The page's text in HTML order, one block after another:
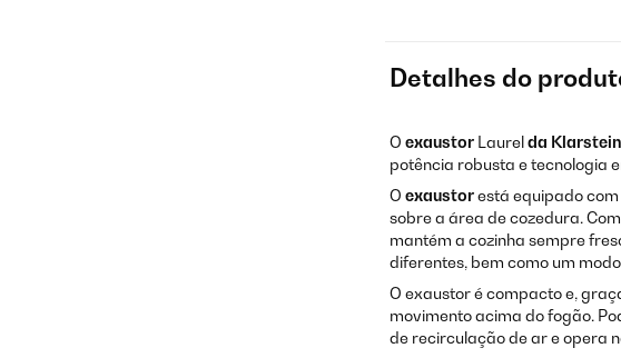
Detalhes do
O exaustor Laurelda Klarstein
potência robusta e tecnologia
O exaustorestá equipado
sobre a área de cozedura.
mantém a cozinha sempre
diferentes, bem como um
O exaustor é compacto e,
movimento acima do fogão.
de recirculação de ar e opera